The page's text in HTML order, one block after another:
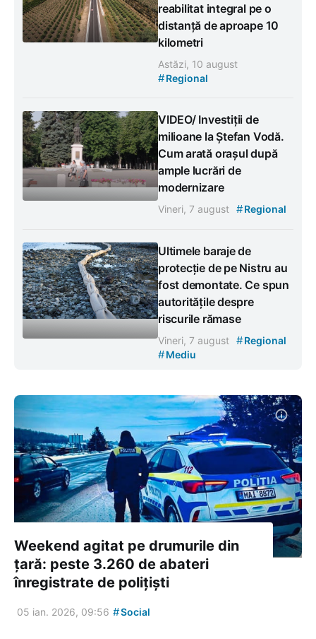
reabilitat integral pe o
distanță de aproape 10
kilometri
Astăzi, 10 august
#Regional
VIDEO/ Investiții de
milioane la Ștefan Vodă.
Cum arată orașul după
ample lucrări de
modernizare
Vineri, 7 august #Regional
Ultimele baraje de
protecție de pe Nistru au
fost demontate. Ce spun
autoritățile despre
riscurile rămase
Vineri, 7 august #Regional
#Mediu
Weekend agitat pe drumurile din
țară: peste 3.260 de abateri
înregistrate de polițiști
05 ian. 2026, 09:56 #Social